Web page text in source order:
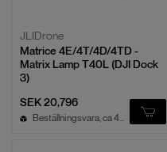
JLIDrone
Matrice 4E/4T/4D/4TD -
Matrix Lamp T40L (DJI Dock
3)
SEK 20,796
Beställningsvara, ca 4v leveranstid